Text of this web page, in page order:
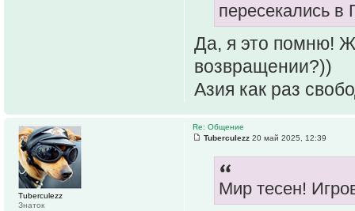
пересекались в
Да, я это помню!
возвращении?))
Азия как раз
Re: Общение
Tuberculezz 20 май 2025, 12:39
Мир тесен!
Tuberculezz
Знаток